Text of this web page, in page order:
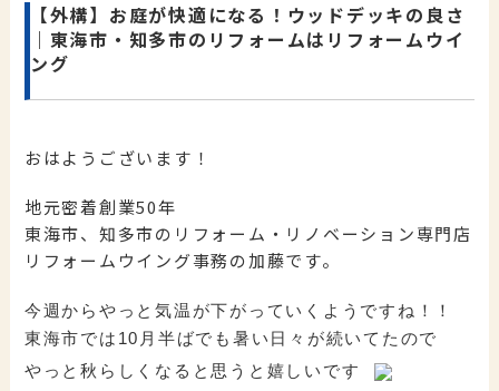
【外構】お庭が快適になる！ウッドデッキの良さ
｜東海市・知多市のリフォームはリフォームウイ
ング
おはようございます！
地元密着創業50年
東海市、知多市のリフォーム・リノベーション専門店
リフォームウイング事務の加藤です。
今週からやっと気温が下がっていくようですね！！
東海市では10月半ばでも暑い日々が続いてたので
やっと秋らしくなると思うと嬉しいです